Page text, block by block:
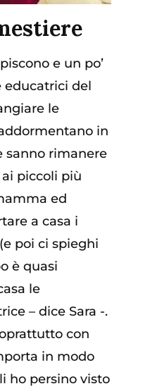
e un po’
educatrici del
le
in
sanno rimanere
piccoli più
ed
a casa i
poi ci spieghi
è quasi
le
– dice Sara -.
con
in modo
ho persino visto